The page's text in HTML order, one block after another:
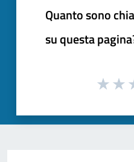
Quanto sono
su questa